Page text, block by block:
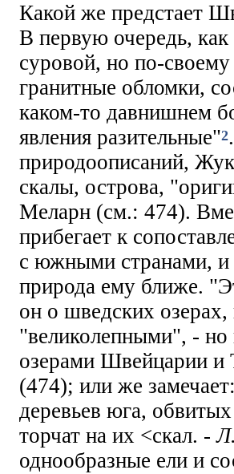
Какой же предстает
В первую очередь, как
суровой, но по-
гранитные обломки,
каком-то давнишнем
явления разительные"2
природоописаний,
скалы, острова,
Меларн (см.: 474).
прибегает к
с южными странами,
природа ему ближе.
он о шведских
"великолепными", - но
озерами Швейцарии и
(474); или же
деревьев юга,
торчат на их <скал. -
однообразные ели и